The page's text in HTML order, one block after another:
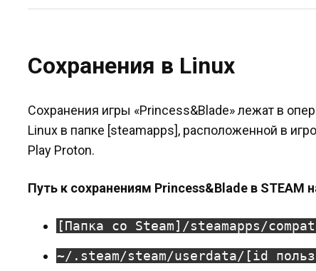
Сохранения в Linux
Сохранения игры «Princess&Blade» лежат в
Linux в папке [steamapps], расположенной в
Play Proton.
Путь к сохранениям Princess&Blade в STEAM
[Папка со Steam]/steamapps/
~/.steam/steam/userdata/[id